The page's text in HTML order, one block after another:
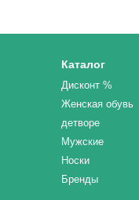
Каталог
Дисконт %
Женская обувь
детворе
Мужские
Носки
Бренды